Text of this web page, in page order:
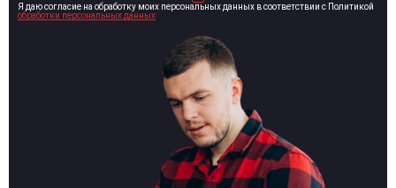
Я даю согласие на обработку моих персональных данных в соответствии с Политикой
обработки персональных данных